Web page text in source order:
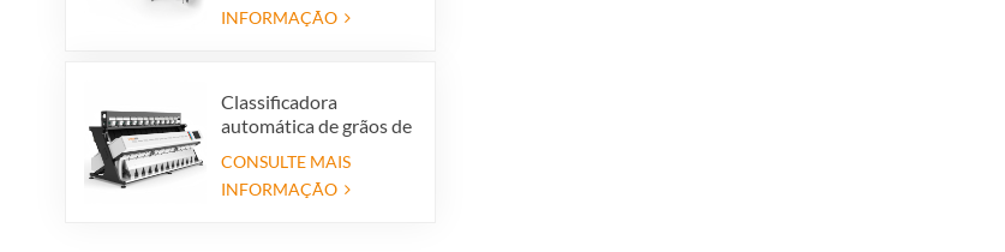
VSEE AI technology
INFORMAÇÃO
Classificadora
automática de grãos de
com 12 calhas.
CONSULTE MAIS
INFORMAÇÃO